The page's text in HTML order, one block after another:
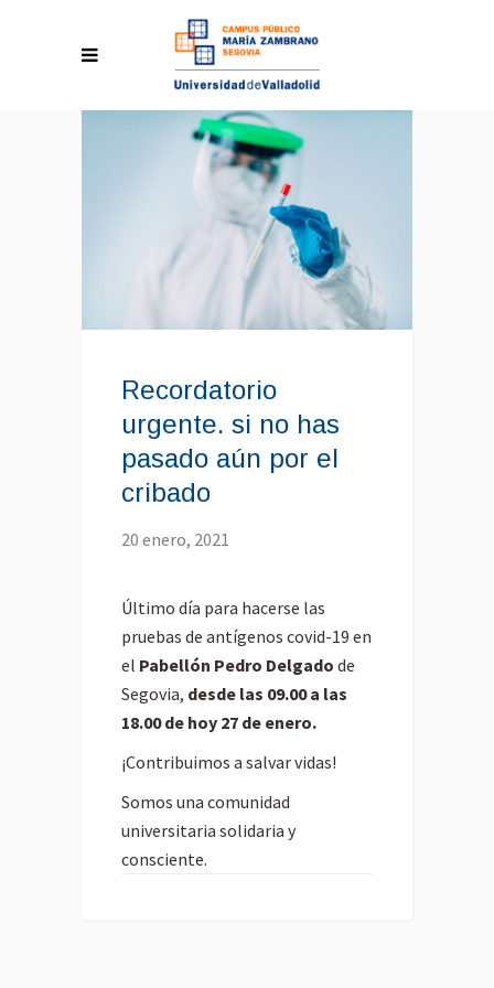
Recordatorio
urgente. si no has
pasado aún por el
cribado
20 enero, 2021
Último día para hacerse las
pruebas de antígenos covid-19 en
el Pabellón Pedro Delgado de
Segovia, desde las 09.00 a las
18.00 de hoy 27 de enero.
¡Contribuimos a salvar vidas!
Somos una comunidad
universitaria solidaria y
consciente.